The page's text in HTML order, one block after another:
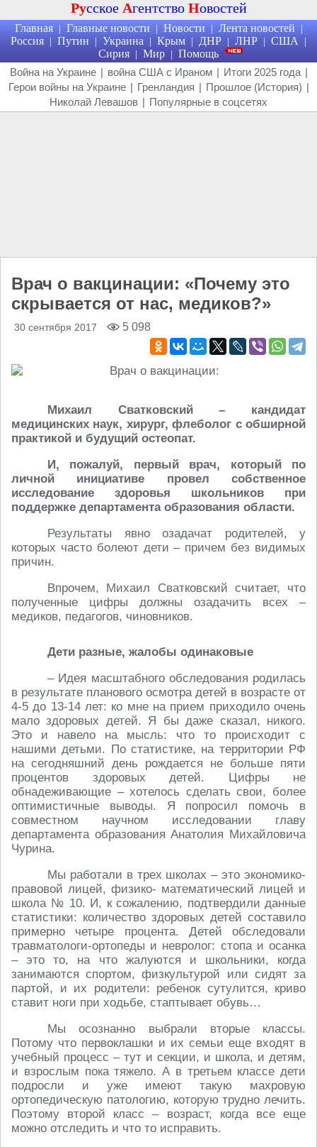
Русское Агентство Новостей
Главная | Главные новости | Новости | Лента новостей |
Россия | Путин | Украина | Крым | ДНР | ЛНР | США |
Сирия | Мир | Помощь
Война на Украине | война США с Ираном | Итоги 2025 года |
Герои войны на Украине | Гренландия | Прошлое (История) |
Николай Левашов | Популярные в соцсетях
Врач о вакцинации: «Почему это
скрывается от нас, медиков?»
30 сентября 2017 5 098
Михаил Сватковский – кандидат
медицинских наук, хирург, флеболог с обширной
практикой и будущий остеопат.
И, пожалуй, первый врач, который по
личной инициативе провел собственное
исследование здоровья школьников при
поддержке департамента образования области.
Результаты явно озадачат родителей, у
которых часто болеют дети – причем без видимых
причин.
Впрочем, Михаил Сватковский считает, что
полученные цифры должны озадачить всех –
медиков, педагогов, чиновников.
Дети разные, жалобы одинаковые
– Идея масштабного обследования родилась
в результате планового осмотра детей в возрасте от
4-5 до 13-14 лет: ко мне на прием приходило очень
мало здоровых детей. Я бы даже сказал, никого.
Это и навело на мысль: что то происходит с
нашими детьми. По статистике, на территории РФ
на сегодняшний день рождается не больше пяти
процентов здоровых детей. Цифры не
обнадеживающие – хотелось сделать свои, более
оптимистичные выводы. Я попросил помочь в
совместном научном исследовании главу
департамента образования Анатолия Михайловича
Чурина.
Мы работали в трех школах – это экономико-
правовой лицей, физико- математический лицей и
школа № 10. И, к сожалению, подтвердили данные
статистики: количество здоровых детей составило
примерно четыре процента. Детей обследовали
травматологи-ортопеды и невролог: стопа и осанка
– это то, на что жалуются и школьники, когда
занимаются спортом, физкультурой или сидят за
партой, и их родители: ребенок сутулится, криво
ставит ноги при ходьбе, стаптывает обувь…
Мы осознанно выбрали вторые классы.
Потому что первоклашки и их семьи еще входят в
учебный процесс – тут и секции, и школа, и детям,
и взрослым пока тяжело. А в третьем классе дети
подросли и уже имеют такую махровую
ортопедическую патологию, которую трудно лечить.
Поэтому второй класс – возраст, когда все еще
можно отследить и что то исправить.